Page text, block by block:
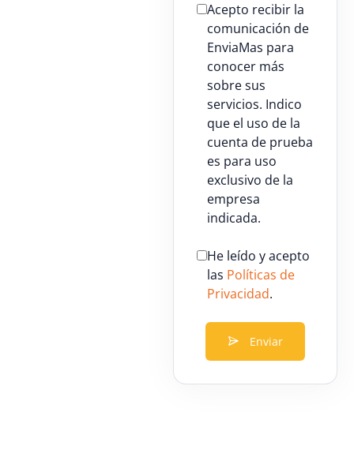
Acepto recibir la
comunicación de
EnviaMas para
conocer más
sobre sus
servicios. Indico
que el uso de la
cuenta de prueba
es para uso
exclusivo de la
empresa
indicada.
He leído y acepto
las Políticas de
Privacidad.
Enviar